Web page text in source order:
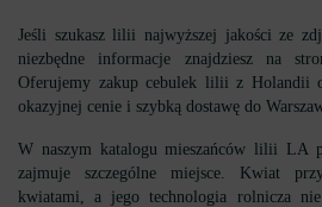
Jeśli szukasz lilii najwyższej jakości ze
niezbędne informacje znajdziesz na
Oferujemy zakup cebulek lilii z Holandii
okazyjnej cenie i szybką dostawę do
W naszym katalogu mieszańców lilii LA
zajmuje szczególne miejsce. Kwiat
kwiatami, a jego technologia rolnicza